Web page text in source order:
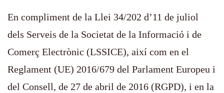
En compliment de la Llei 34/202 d’11 de juliol
dels Serveis de la Societat de la Informació i de
Comerç Electrònic (LSSICE), així com en el
Reglament (UE) 2016/679 del Parlament Europeu i
del Consell, de 27 de abril de 2016 (RGPD), i en la